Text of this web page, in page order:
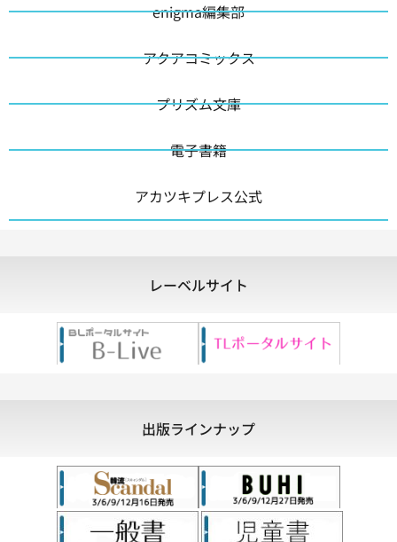
enigma編集部
アクアコミックス
プリズム文庫
電子書籍
アカツキプレス公式
レーベルサイト
出版ラインナップ